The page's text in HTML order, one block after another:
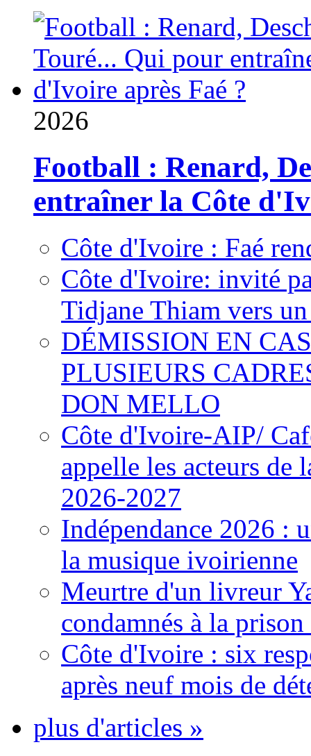
2026
Football : Renard,
entraîner la Côte
Côte d'Ivoire : Faé
Côte d'Ivoire: invité
Tidjane Thiam vers
DÉMISSION EN
PLUSIEURS
DON MELLO
Côte d'Ivoire-AIP/
appelle les acteurs de
2026-2027
Indépendance 2026 :
la musique ivoirienne
Meurtre d'un livreur
condamnés à la
Côte d'Ivoire : six
après neuf mois de
plus d'articles »